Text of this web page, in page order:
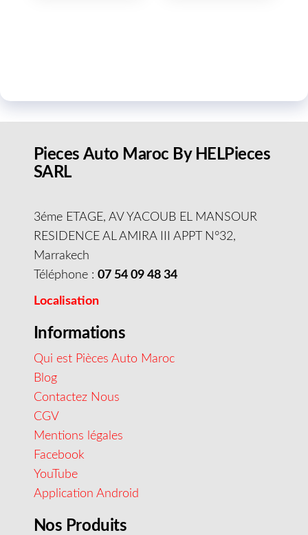
Pieces Auto Maroc By HELPieces
SARL
3éme ETAGE, AV YACOUB EL MANSOUR
RESIDENCE AL AMIRA III APPT N°32,
Marrakech
Téléphone : 07 54 09 48 34
Localisation
Informations
Qui est Pièces Auto Maroc
Blog
Contactez Nous
CGV
Mentions légales
Facebook
YouTube
Application Android
Nos Produits